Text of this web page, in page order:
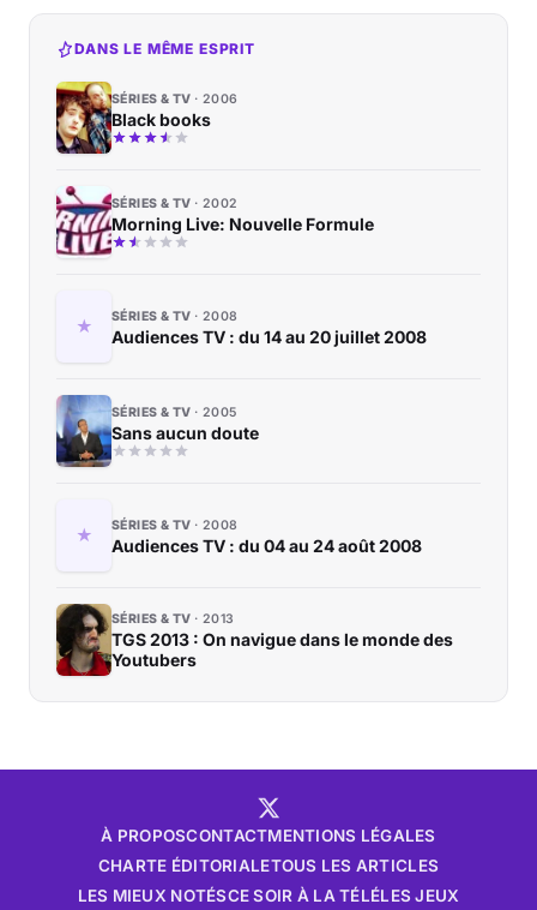
DANS LE MÊME ESPRIT
SÉRIES & TV 2006
Black books
SÉRIES & TV 2002
Morning Live: Nouvelle Formule
SÉRIES & TV 2008
Audiences TV : du 14 au 20 juillet 2008
SÉRIES & TV 2005
Sans aucun doute
SÉRIES & TV 2008
Audiences TV : du 04 au 24 août 2008
SÉRIES & TV 2013
TGS 2013 : On navigue dans le monde des
Youtubers
À PROPOSCONTACTMENTIONS LÉGALES
CHARTE ÉDITORIALETOUS LES ARTICLES
LES MIEUX NOTÉSCE SOIR À LA TÉLÉLES JEUX